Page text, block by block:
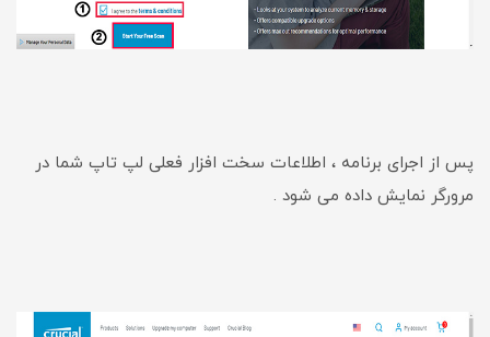
پس از اجرای برنامه ، اطلاعات سخت افزار فعلی لپ تاپ شما در
مرورگر نمایش داده می شود .